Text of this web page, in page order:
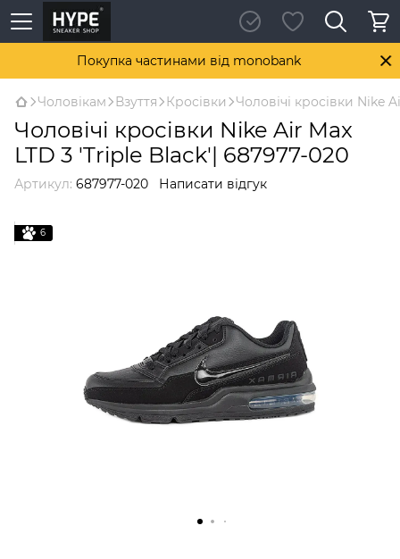
Покупка частинами від monobank
Чоловікам Взуття Кросівки Чоловічі кросівки Nike
Чоловічі кросівки Nike Air Max
LTD 3 'Triple Black'| 687977-020
Артикул: 687977-020 Написати відгук
6